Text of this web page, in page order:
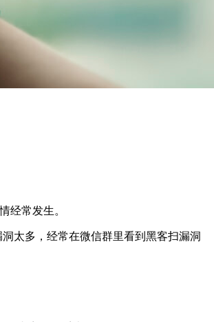
经常发生。
太多，经常在微信群里看到黑客扫漏洞